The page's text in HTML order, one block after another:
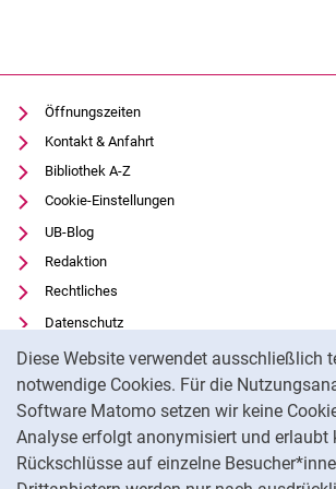
Diese Website verwendet ausschließlich
notwendige Cookies. Für die
Software Matomo setzen wir keine
Analyse erfolgt anonymisiert und erlaubt
Rückschlüsse auf einzelne
Kontakt
Projekte
Organisation
Stellenangebote, Ausbildung, Praktika
Öffnungszeiten
Kontakt & Anfahrt
Bibliothek A-Z
Cookie-Einstellungen
UB-Blog
Redaktion
Rechtliches
Datenschutz
Barrierefreiheit
Transparenter KI-Einsatz
Impressum
Externer Link: Universität Kassel auf
Facebook (öffnet neues Fenster)
Externer Link: Universität Kassel auf
Youtube(öffnet neues Fenster)